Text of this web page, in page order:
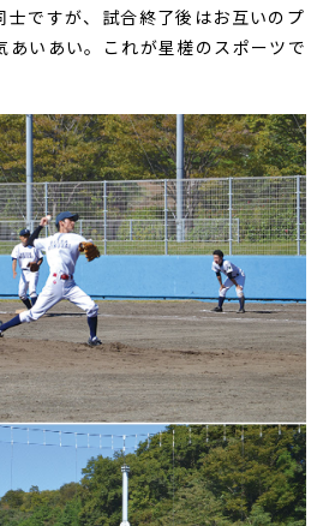
士ですが、試合終了後はお互いのプ
あいあい。これが星槎のスポーツで